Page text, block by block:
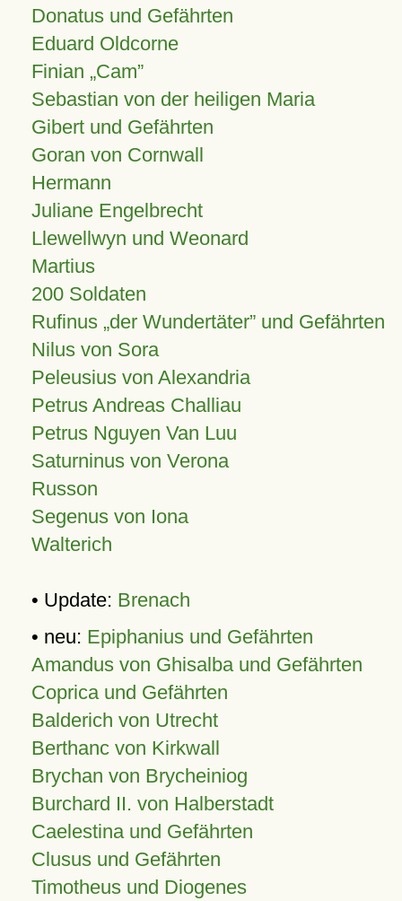
Donatus und Gefährten
Eduard Oldcorne
Finian Cam
Sebastian von der heiligen Maria
Gibert und Gefährten
Goran von Cornwall
Hermann
Juliane Engelbrecht
Llewellwyn und Weonard
Martius
200 Soldaten
Rufinus „der Wundertäter” und Gefährten
Nilus von Sora
Peleusius von Alexandria
Petrus Andreas Challiau
Petrus Nguyen Van Luu
Saturninus von Verona
Russon
Segenus von Iona
Walterich
• Update: Brenach
• neu: Epiphanius und Gefährten
Amandus von Ghisalba und Gefährten
Coprica und Gefährten
Balderich von Utrecht
Berthanc von Kirkwall
Brychan von Brycheiniog
Burchard II. von Halberstadt
Caelestina und Gefährten
Clusus und Gefährten
Timotheus und Diogenes